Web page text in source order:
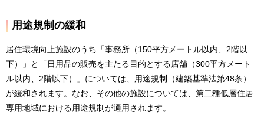
用途規制の緩和
居住環境向上施設のうち「事務所（150平方メートル以内、2階以
下）」と「日用品の販売を主たる目的とする店舗（300平方メート
ル以内、2階以下）」については、用途規制（建築基準法第48条）
が緩和されます。なお、その他の施設については、第二種低層住居
専用地域における用途規制が適用されます。